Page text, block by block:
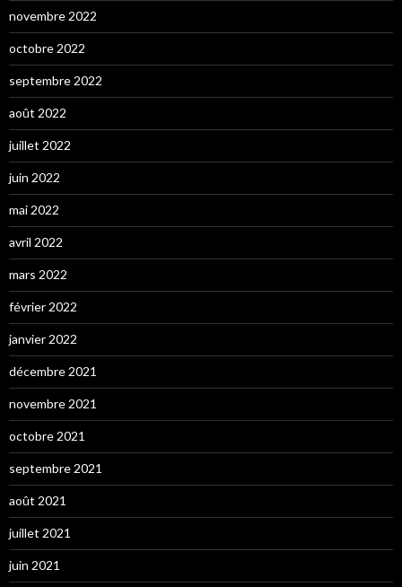
novembre 2022
octobre 2022
septembre 2022
août 2022
juillet 2022
juin 2022
mai 2022
avril 2022
mars 2022
février 2022
janvier 2022
décembre 2021
novembre 2021
octobre 2021
septembre 2021
août 2021
juillet 2021
juin 2021